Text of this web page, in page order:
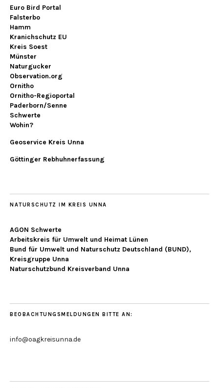
Euro Bird Portal
Falsterbo
Hamm
Kranichschutz EU
Kreis Soest
Münster
Naturgucker
Observation.org
Ornitho
Ornitho-Regioportal
Paderborn/Senne
Schwerte
Wohin?
Geoservice Kreis Unna
Göttinger Rebhuhnerfassung
NATURSCHUTZ IM KREIS UNNA
AGON Schwerte
Arbeitskreis für Umwelt und Heimat Lünen
Bund für Umwelt und Naturschutz Deutschland (BUND),
Kreisgruppe Unna
Naturschutzbund Kreisverband Unna
BEOBACHTUNGSMELDUNGEN BITTE AN:
info@oagkreisunna.de